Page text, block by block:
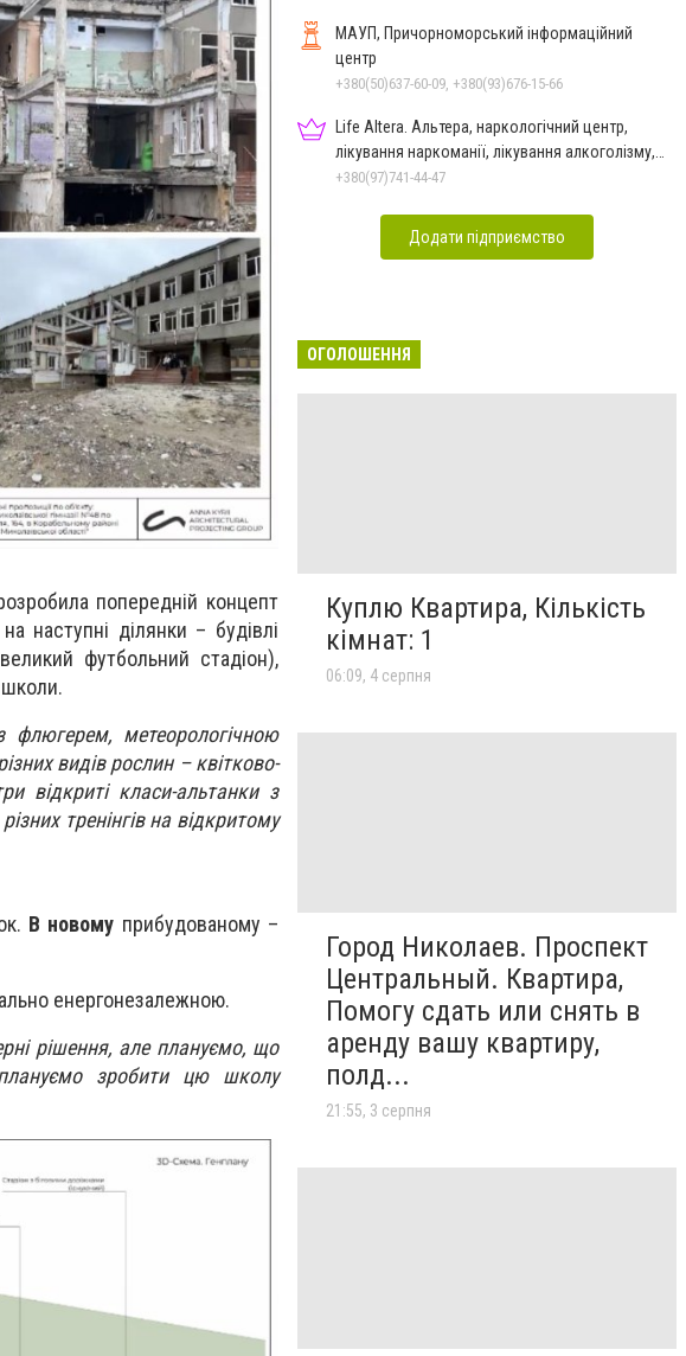
попередній концепт
наступні ділянки – будівлі
футбольний стадіон),
школи.
флюгерем, метеорологічною
видів рослин – квітково-
відкриті класи-альтанки з
тренінгів на відкритому
В новому прибудованому –
енергонезалежною.
рішення, але плануємо, що
зробити цю школу
МАУП, Причорноморський інформаційний
центр
+380(50)637-60-09, +380(93)676-15-66
Life Altera. Альтера, наркологічний центр,
лікування наркоманії, лікування алкоголізму,
зняття ломки
+380(97)741-44-47
Додати підприємство
ОГОЛОШЕННЯ
Куплю Квартира, Кількість
кімнат: 1
06:09, 4 серпня
Город Николаев. Проспект
Центральный. Квартира,
Помогу сдать или снять в
аренду вашу квартиру,
полд...
21:55, 3 серпня